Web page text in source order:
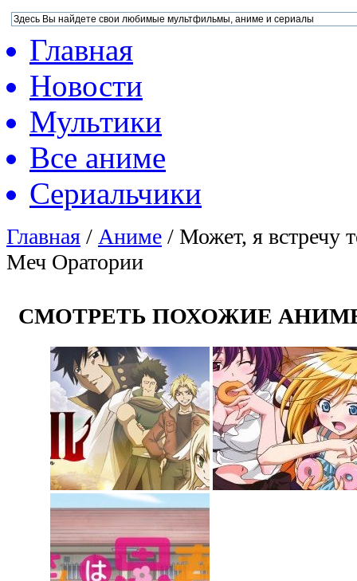
Главная
Новости
Мультики
Все аниме
Сериальчики
Главная / Аниме / Может, я встречу
Меч Оратории
СМОТРЕТЬ ПОХОЖИЕ